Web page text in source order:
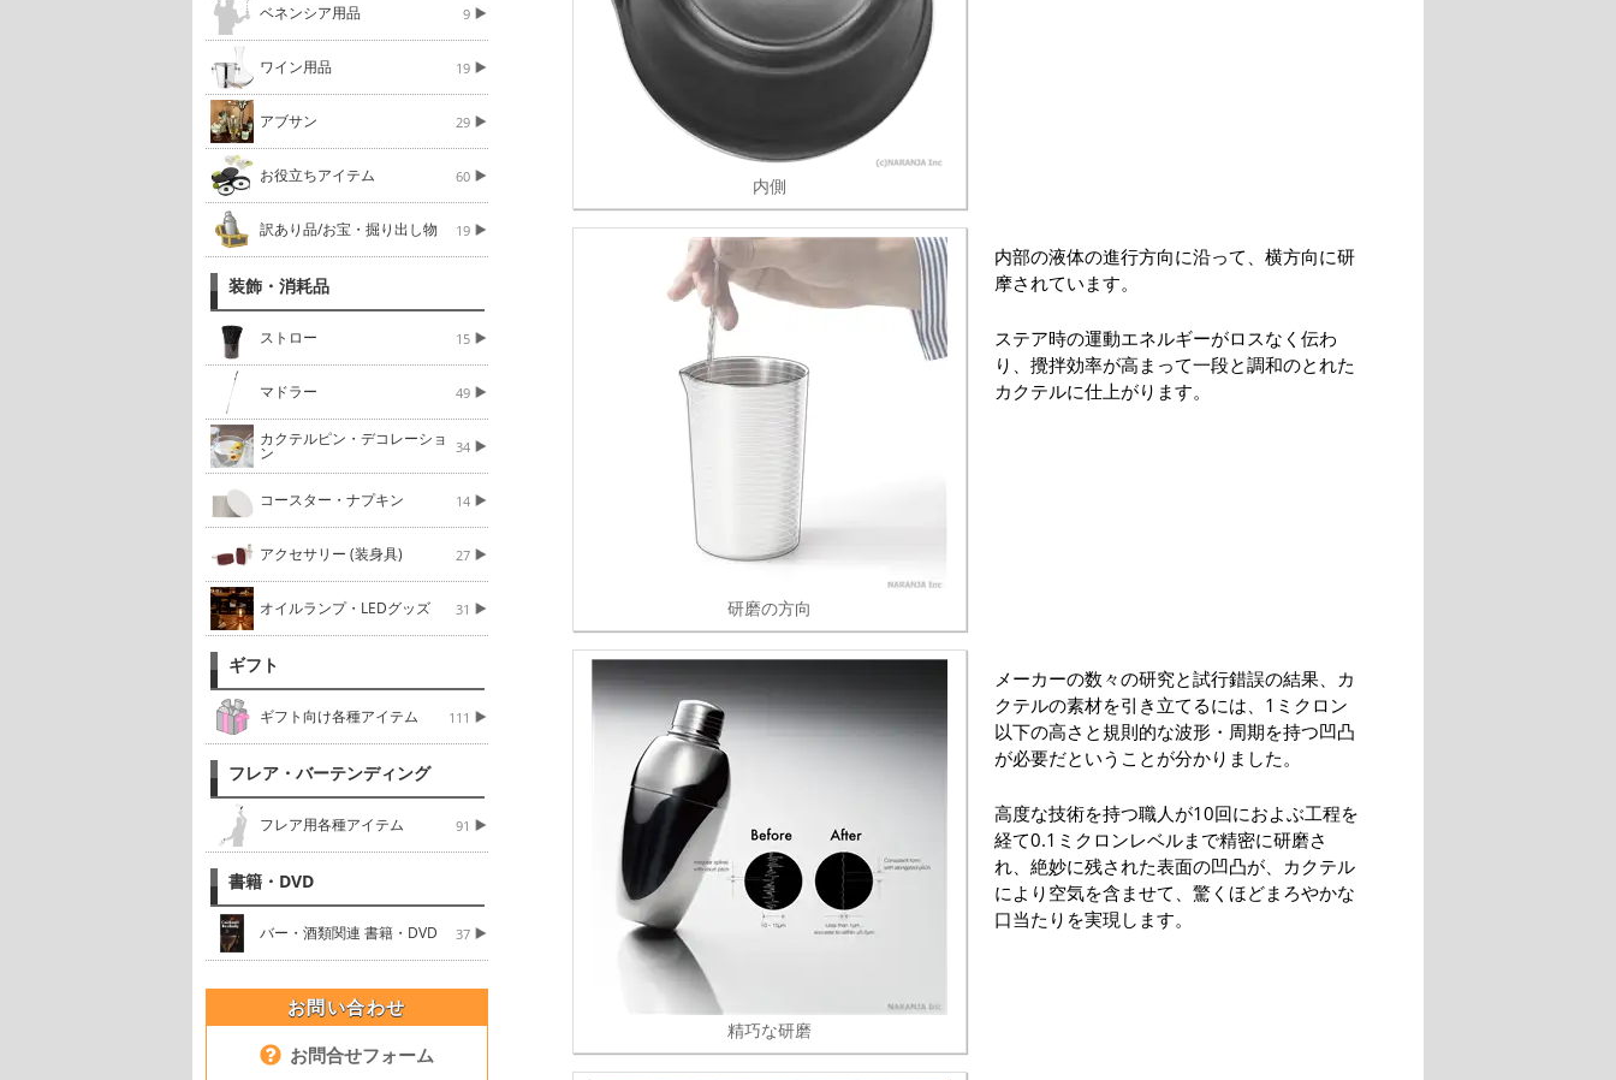
ベネンシア用品 9
ワイン用品 19
アブサン 29
お役立ちアイテム 60
訳あり品/お宝・掘り出し物 19
装飾・消耗品
ストロー 15
マドラー 49
カクテルピン・デコレーショ
ン 34
コースター・ナプキン 14
アクセサリー (装身具) 27
オイルランプ・LEDグッズ 31
ギフト
ギフト向け各種アイテム 111
フレア・バーテンディング
フレア用各種アイテム 91
書籍・DVD
バー・酒類関連 書籍・DVD 37
お問い合わせ
お問合せフォーム
内側
研磨の方向
内部の液体の進行方向に沿って、横方向に研
摩されています。
ステア時の運動エネルギーがロスなく伝わ
り、攪拌効率が高まって一段と調和のとれた
カクテルに仕上がります。
精巧な研磨
メーカーの数々の研究と試行錯誤の結果、カ
クテルの素材を引き立てるには、1ミクロン
以下の高さと規則的な波形・周期を持つ凹凸
が必要だということが分かりました。
高度な技術を持つ職人が10回におよぶ工程を
経て0.1ミクロンレベルまで精密に研磨さ
れ、絶妙に残された表面の凹凸が、カクテル
により空気を含ませて、驚くほどまろやかな
口当たりを実現します。